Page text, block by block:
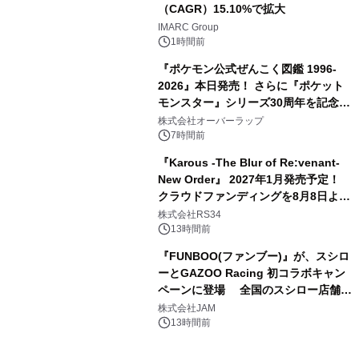
（CAGR）15.10%で拡大
IMARC Group
1時間前
『ポケモン公式ぜんこく図鑑 1996-
2026』本日発売！ さらに『ポケット
モンスター』シリーズ30周年を記念し
た画集『ポケットモンスター ビジュア
ルアートブック』の発売決定！ 2026
株式会社オーバーラップ
7時間前
『Karous -The Blur of Re:venant-
New Order』 2027年1月発売予定！
クラウドファンディングを8月8日より
開始
株式会社RS34
13時間前
『FUNBOO(ファンブー)』が、スシロ
ーとGAZOO Racing 初コラボキャン
ペーンに登場 全国のスシロー店舗で
GR 4車種の FUNBOO(ミニカー)付き
メニューが展開されます
株式会社JAM
13時間前